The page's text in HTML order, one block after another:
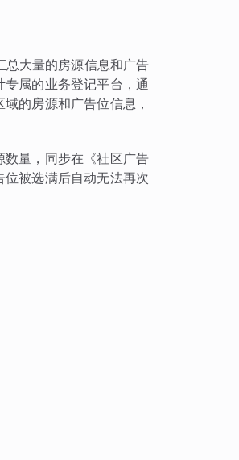
总大量的房源信息和广告
属的业务登记平台，通
的房源和广告位信息，
量，同步在《社区广告
被选满后自动无法再次